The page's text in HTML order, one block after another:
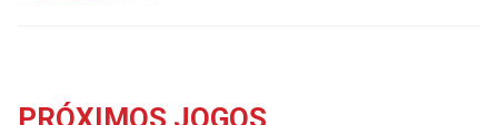
PRÓXIMOS JOGOS